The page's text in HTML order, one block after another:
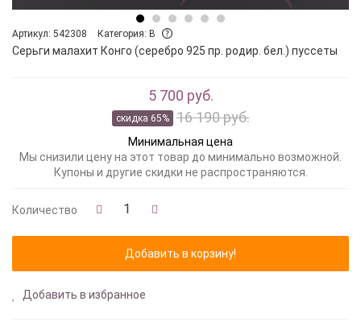
Артикул: 542308 Категория: B
Серьги малахит Конго (серебро 925 пр. родир. бел.) пуссеты
5 700 руб.
скидка 65% 16 190 руб.
Минимальная цена
Мы снизили цену на этот товар до минимально возможной.
Купоны и другие скидки не распространяются.
Количество
Добавить в избранное